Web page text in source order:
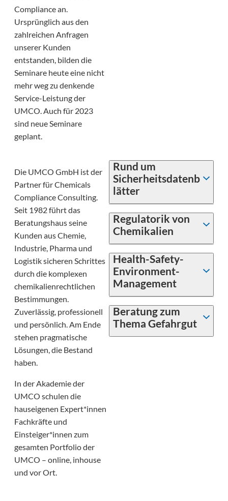
Compliance an.
Ursprünglich aus den
zahlreichen Anfragen
unserer Kunden
entstanden, bilden die
Seminare heute eine nicht
mehr weg zu denkende
Service-Leistung der
UMCO. Auch für 2023
sind neue Seminare
geplant.
Die UMCO GmbH ist der
Partner für Chemicals
Compliance Consulting.
Seit 1982 führt das
Beratungshaus seine
Kunden aus Chemie,
Industrie, Pharma und
Logistik sicheren Schrittes
durch die komplexen
chemikalienrechtlichen
Bestimmungen.
Zuverlässig, professionell
und persönlich. Am Ende
stehen pragmatische
Lösungen, die Bestand
haben.
In der Akademie der
UMCO schulen die
hauseigenen Expert*innen
Fachkräfte und
Einsteiger*innen zum
gesamten Portfolio der
UMCO – online, inhouse
und vor Ort.
Rund um
Sicherheitsdatenb
lätter
Regulatorik von
Chemikalien
Health-Safety-
Environment-
Management
Beratung zum
Thema Gefahrgut